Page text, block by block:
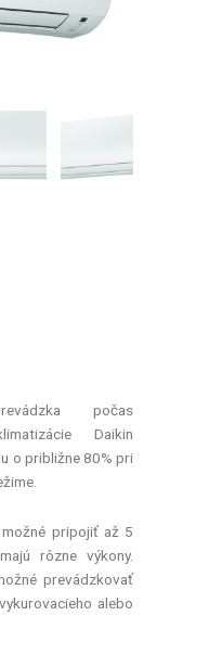
počas
Daikin
o približne 80% pri
pripojiť až 5
rôzne výkony.
prevádzkovať
alebo